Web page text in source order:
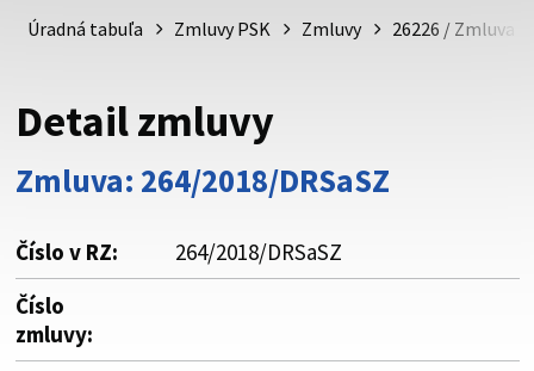
psk.sk.
Buďte pozorní a vždy sa uistite, že zdieľate informácie iba
cez zabezpečenú webovú stránku. Zabezpečená stránka
vždy začína https:// pred názvom domény webového sídla.
Úradná tabuľa Zmluvy PSK Zmluvy 26226 / Zmluva
Detail zmluvy
Zmluva: 264/2018/DRSaSZ
Číslo v RZ:
264/2018/DRSaSZ
Číslo
zmluvy: